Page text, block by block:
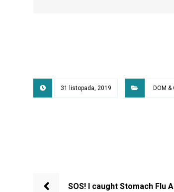
31 listopada, 2019 DOM &
SOS! I caught Stomach Flu